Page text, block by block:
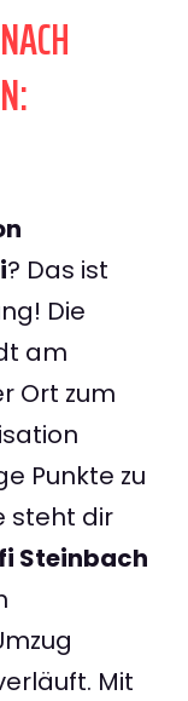
? Das ist
Die
am
Ort zum
Punkte zu
steht dir
Steinbach
Mit